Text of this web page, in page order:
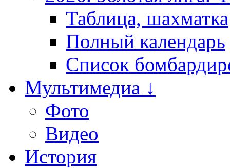
Таблица, шахматка
Полный календарь
Список
Мультимедиа ↓
Фото
Видео
История